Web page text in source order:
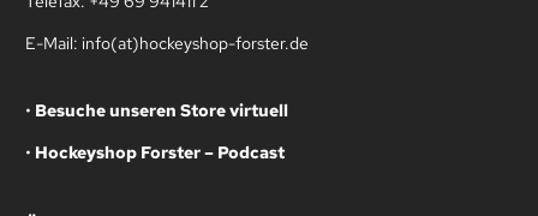
E-Mail: info(at)hockeyshop-forster.de
• Besuche unseren Store virtuell
• Hockeyshop Forster – Podcast